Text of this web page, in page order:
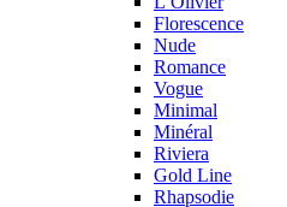
Florescence
Nude
Romance
Vogue
Minimal
Minéral
Riviera
Gold Line
Rhapsodie